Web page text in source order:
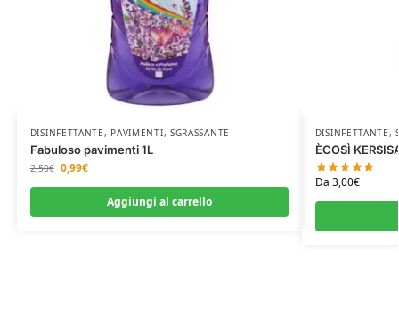
DISINFETTANTE, PAVIMENTI, SGRASSANTE
Fabuloso pavimenti 1L
2,50€ 0,99€
Aggiungi al carrello
DISINFETTANTE,
ÈCOSÌ
Da 3,00€